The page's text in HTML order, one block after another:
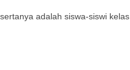
adalah siswa-siswi kelas